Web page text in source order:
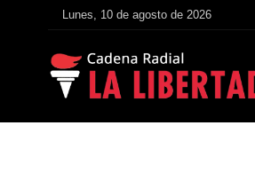
Lunes, 10 de agosto de 2026